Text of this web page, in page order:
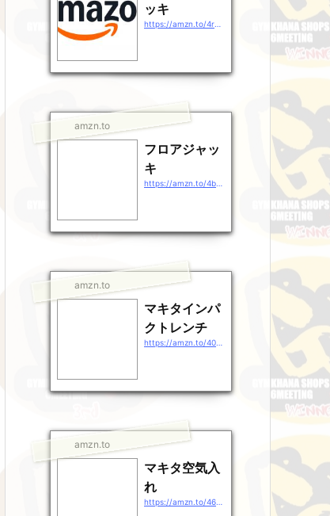
ッキ
amzn.to
フロアジャッ
キ
amzn.to
マキタインパ
クトレンチ
amzn.to
マキタ空気入
れ